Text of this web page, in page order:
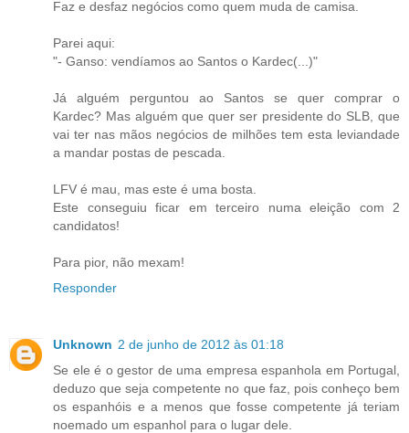
Faz e desfaz negócios como quem muda de camisa.
Parei aqui:
"- Ganso: vendíamos ao Santos o Kardec(...)"
Já alguém perguntou ao Santos se quer comprar o
Kardec? Mas alguém que quer ser presidente do SLB, que
vai ter nas mãos negócios de milhões tem esta leviandade
a mandar postas de pescada.
LFV é mau, mas este é uma bosta.
Este conseguiu ficar em terceiro numa eleição com 2
candidatos!
Para pior, não mexam!
Responder
Unknown 2 de junho de 2012 às 01:18
Se ele é o gestor de uma empresa espanhola em Portugal,
deduzo que seja competente no que faz, pois conheço bem
os espanhóis e a menos que fosse competente já teriam
noemado um espanhol para o lugar dele.